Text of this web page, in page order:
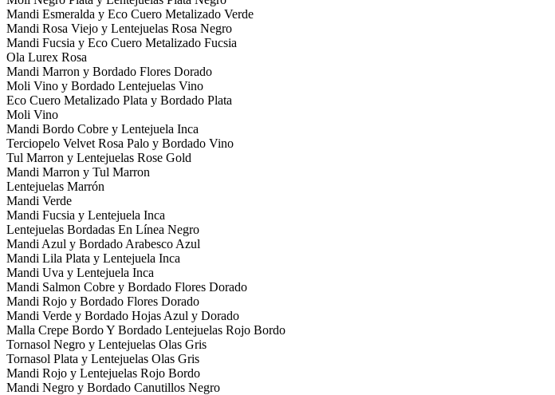
Mandi Esmeralda y Eco Cuero Metalizado Verde
Mandi Rosa Viejo y Lentejuelas Rosa Negro
Mandi Fucsia y Eco Cuero Metalizado Fucsia
Ola Lurex Rosa
Mandi Marron y Bordado Flores Dorado
Moli Vino y Bordado Lentejuelas Vino
Eco Cuero Metalizado Plata y Bordado Plata
Moli Vino
Mandi Bordo Cobre y Lentejuela Inca
Terciopelo Velvet Rosa Palo y Bordado Vino
Tul Marron y Lentejuelas Rose Gold
Mandi Marron y Tul Marron
Lentejuelas Marrón
Mandi Verde
Mandi Fucsia y Lentejuela Inca
Lentejuelas Bordadas En Línea Negro
Mandi Azul y Bordado Arabesco Azul
Mandi Lila Plata y Lentejuela Inca
Mandi Uva y Lentejuela Inca
Mandi Salmon Cobre y Bordado Flores Dorado
Mandi Rojo y Bordado Flores Dorado
Mandi Verde y Bordado Hojas Azul y Dorado
Malla Crepe Bordo Y Bordado Lentejuelas Rojo Bordo
Tornasol Negro y Lentejuelas Olas Gris
Tornasol Plata y Lentejuelas Olas Gris
Mandi Rojo y Lentejuelas Rojo Bordo
Mandi Negro y Bordado Canutillos Negro